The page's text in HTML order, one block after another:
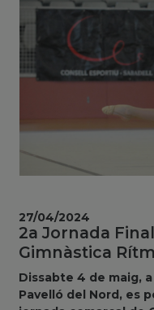
2a Jornada
Gimnàstica
Dissabte 4 de maig,
Pavelló del Nord, es
27/04/2024